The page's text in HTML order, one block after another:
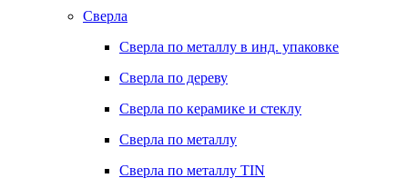
Сверла
Сверла по металлу в инд. упаковке
Сверла по дереву
Сверла по керамике и стеклу
Сверла по металлу
Сверла по металлу TIN